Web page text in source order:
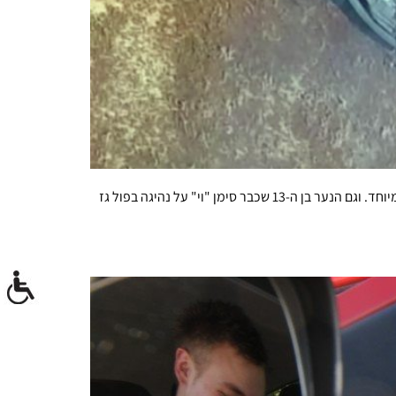
יש הטוענים שמרוצי דראג הם שעמום אחד גדול, אבל כשמשהו משתבש בפול גז במעל ל-300 קמ"ש אין ספק שהתוצאות ספקטקולריות במיוחד. וגם הנער בן ה-13 שכבר סימן "וי" על נהיגה בפול גז